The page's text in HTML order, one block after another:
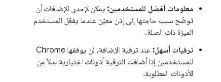
معلومات أفضل للمستخدمين: يمكن لإحدى الإضافات أن
توضّح سبب حاجتها إلى إذن معيّن عندما يفعّل المستخدم
الميزة ذات الصلة.
ترقيات أسهل:
عند ترقية الإضافة، لن يوقفها Chrome
للمستخدمين إذا أضافت الترقية أذونات اختيارية بدلاً من
الأذونات المطلوبة.